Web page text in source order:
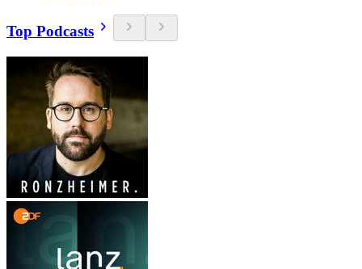
Top Podcasts